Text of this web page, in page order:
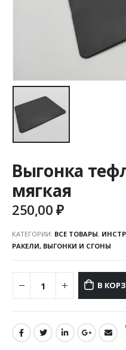
Выгонка
мягкая
250,00₽
КАТЕГОРИИ: ВСЕ ТОВАРЫ,
РАКЕЛИ, ВЫГОНКИ И СГОНЫ
В